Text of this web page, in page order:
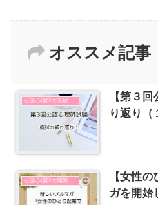
オススメ記事
公認心理師の受験勉強
【第３
り返り（
公認心理師の開業とSNSの使い方
【女性
ガを開始